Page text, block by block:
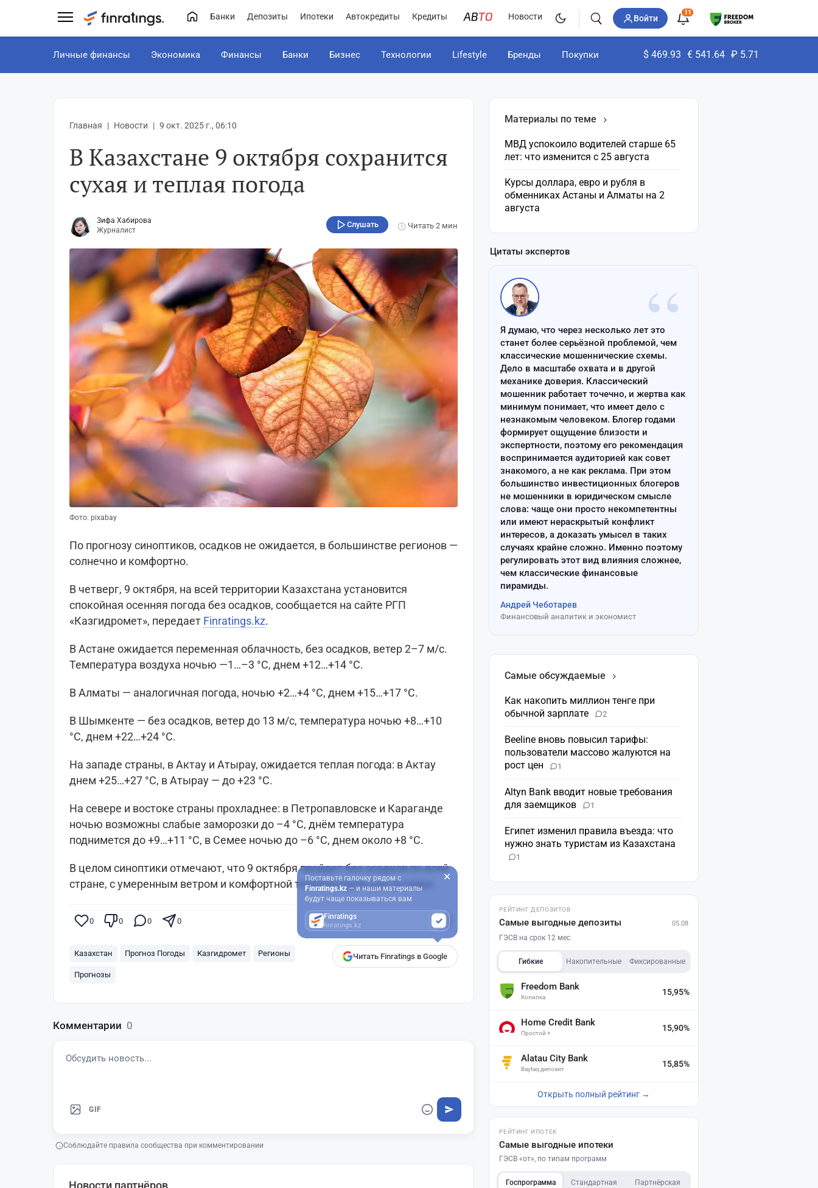
Банки Депозиты Ипотеки Автокредиты Кредиты Новости Войти
11
Личные финансы Экономика Финансы Банки Бизнес Технологии Lifestyle Бренды Покупки $ 469.93 € 541.64 ₽ 5.71
Главная Новости 9 окт. 2025 г., 06:10
В Казахстане 9 октября сохранится
сухая и теплая погода
Зифа Хабирова
Журналист
Слушать Читать2 мин
Фото: pixabay
По прогнозу синоптиков, осадков не ожидается, в большинстве регионов —
солнечно и комфортно.
В четверг, 9 октября, на всей территории Казахстана установится
спокойная осенняя погода без осадков, сообщается на сайте РГП
«Казгидромет», передает Finratings.kz.
В Астане ожидается переменная облачность, без осадков, ветер 2–7 м/с.
Температура воздуха ночью —1…–3 °C, днем +12…+14 °C.
В Алматы — аналогичная погода, ночью +2…+4 °C, днем +15…+17 °C.
В Шымкенте — без осадков, ветер до 13 м/с, температура ночью +8…+10
°C, днем +22…+24 °C.
На западе страны, в Актау и Атырау, ожидается теплая погода: в Актау
днем +25…+27 °C, в Атырау — до +23 °C.
На севере и востоке страны прохладнее: в Петропавловске и Караганде
ночью возможны слабые заморозки до –4 °C, днём температура
поднимется до +9…+11 °C, в Семее ночью до –6 °C, днем около +8 °C.
В целом синоптики отмечают, что 9 октября пройдет без осадков по всей
стране, с умеренным ветром и комфортной температурой для октября.
0 0 0 0
Казахстан Прогноз Погоды Казгидромет Регионы
Прогнозы
Читать Finratings в Google
Поставьте галочку рядом с
Finratings.kz — и наши материалы
будут чаще показываться вам
Finratings
finratings.kz
Комментарии 0
GIF
Соблюдайте правила сообщества при комментировании
Материалы по теме
МВД успокоило водителей старше 65
лет: что изменится с 25 августа
Курсы доллара, евро и рубля в
обменниках Астаны и Алматы на 2
августа
Цитаты экспертов
“
Я думаю, что через несколько лет это
станет более серьёзной проблемой, чем
классические мошеннические схемы.
Дело в масштабе охвата и в другой
механике доверия. Классический
мошенник работает точечно, и жертва как
минимум понимает, что имеет дело с
незнакомым человеком. Блогер годами
формирует ощущение близости и
экспертности, поэтому его рекомендация
воспринимается аудиторией как совет
знакомого, а не как реклама. При этом
большинство инвестиционных блогеров
не мошенники в юридическом смысле
слова: чаще они просто некомпетентны
или имеют нераскрытый конфликт
интересов, а доказать умысел в таких
случаях крайне сложно. Именно поэтому
регулировать этот вид влияния сложнее,
чем классические финансовые
пирамиды.
Андрей Чеботарев
Финансовый аналитик и экономист
Самые обсуждаемые
Как накопить миллион тенге при
обычной зарплате
2
Beeline вновь повысил тарифы:
пользователи массово жалуются на
рост цен
1
Altyn Bank вводит новые требования
для заемщиков
1
Египет изменил правила въезда: что
нужно знать туристам из Казахстана
1
РЕЙТИНГ ДЕПОЗИТОВ
Самые выгодные депозиты 05.08
ГЭСВ на срок 12 мес
Гибкие Накопительные Фиксированные
Freedom Bank
Копилка
15,95%
Home Credit Bank
Простой +
15,90%
Alatau City Bank
Baytaq депозит
15,85%
Открыть полный рейтинг →
РЕЙТИНГ ИПОТЕК
Самые выгодные ипотеки
ГЭСВ «от», по типам программ
Госпрограмма Стандартная Партнёрская